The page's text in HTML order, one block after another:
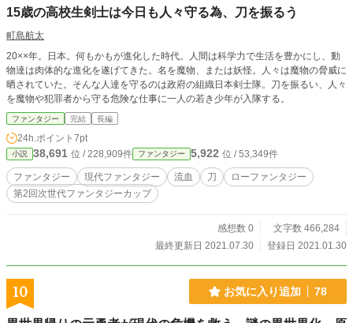
15歳の高校生剣士は今日も人々守る為、刀を振るう
町島航太
20××年。日本。何もかもが進化した時代。人間は科学力で生活を豊かにし、動
物達は肉体的な進化を遂げてきた。名を魔物、または妖怪。人々は魔物の脅威に
晒されていた。そんな人達を守るのは政府の組織日本剣士隊。刀を振るい、人々
を魔物や犯罪者から守る危険な仕事に一人の若き少年が入隊する。
ファンタジー 完結 長編
24h.ポイント 7pt
小説 38,691 位 / 228,909件 ファンタジー 5,922 位 / 53,349件
ファンタジー 現代ファンタジー 流血 刀
ローファンタジー
第2回次世代ファンタジーカップ
感想数 0
文字数 466,284
最終更新日 2021.07.30
登録日 2021.01.30
10 お気に入り追加 78